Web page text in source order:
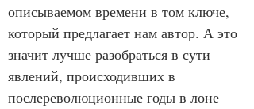
описываемом времени в том ключе,
который предлагает нам автор. А это
значит лучше разобраться в сути
явлений, происходивших в
послереволюционные годы в лоне